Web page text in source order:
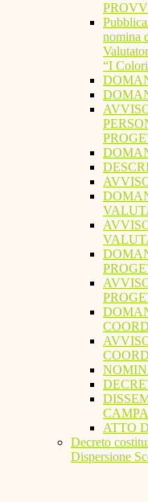
nomina
“I
ATTO
Decreto
Dispersione